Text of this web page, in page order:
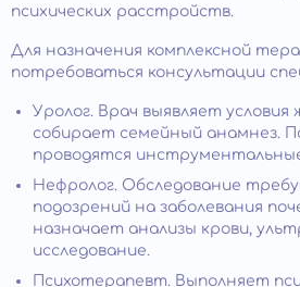
психических расстройств.
Для назначения комплексной
потребоваться консультации
Уролог. Врач выявляет условия
собирает семейный анамнез.
проводятся
Нефролог. Обследование
подозрений на заболевания
назначает анализы крови,
исследование.
Психотерапевт. Выполняет